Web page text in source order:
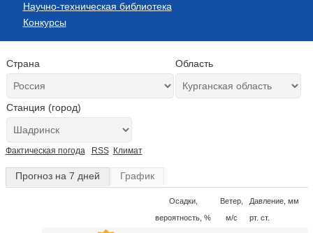
Научно-техническая библиотека
Конкурсы
Страна Область
Станция (город)
Фактическая погода RSS Климат
Прогноз на 7 дней График
Осадки,
вероятность, %
Ветер,
м/с
Давление, мм
рт. ст.